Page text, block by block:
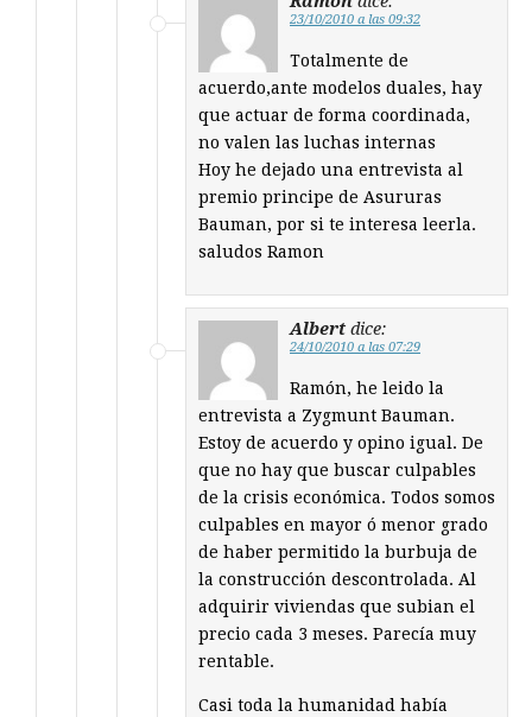
23/10/2010 a las 09:32
Totalmente de
acuerdo,ante modelos duales, hay
que actuar de forma coordinada,
no valen las luchas internas
Hoy he dejado una entrevista al
premio principe de Asururas
Bauman, por si te interesa leerla.
saludos Ramon
Albert dice:
24/10/2010 a las 07:29
Ramón, he leido la
entrevista a Zygmunt Bauman.
Estoy de acuerdo y opino igual. De
que no hay que buscar culpables
de la crisis económica. Todos somos
culpables en mayor ó menor grado
de haber permitido la burbuja de
la construcción descontrolada. Al
adquirir viviendas que subian el
precio cada 3 meses. Parecía muy
rentable.
Casi toda la humanidad había